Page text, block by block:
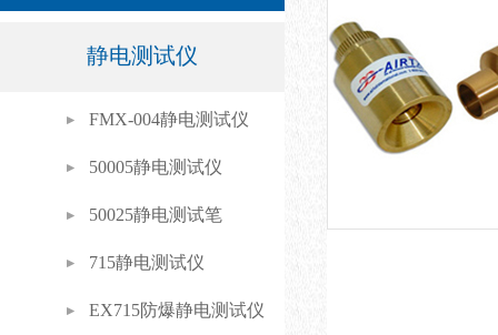
静电测试仪
FMX-004静电测试仪
50005静电测试仪
50025静电测试笔
715静电测试仪
EX715防爆静电测试仪